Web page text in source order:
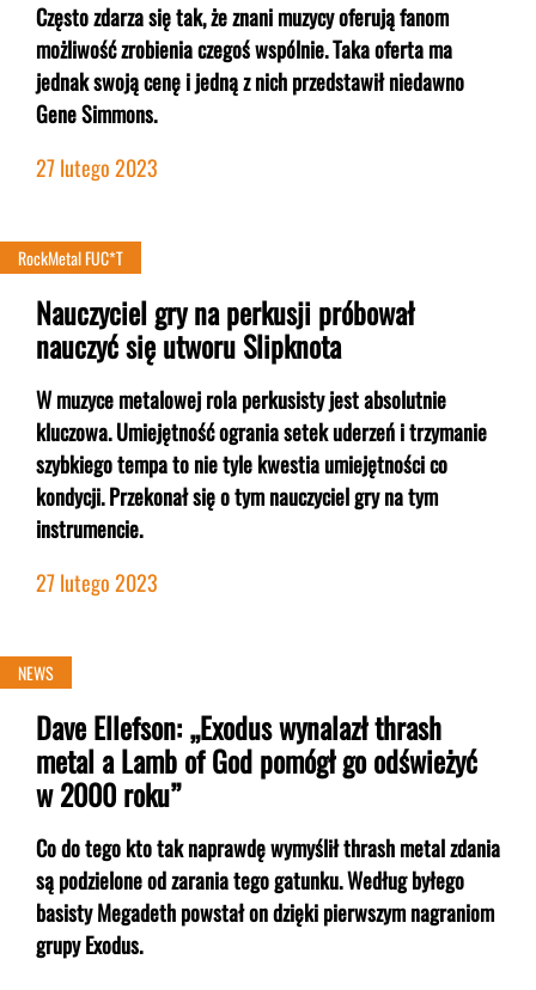
Często zdarza się tak, że znani muzycy oferują fanom
możliwość zrobienia czegoś wspólnie. Taka oferta ma
jednak swoją cenę i jedną z nich przedstawił niedawno
Gene Simmons.
27 lutego 2023
RockMetal FUC*T
Nauczyciel gry na perkusji próbował
nauczyć się utworu Slipknota
W muzyce metalowej rola perkusisty jest absolutnie
kluczowa. Umiejętność ogrania setek uderzeń i trzymanie
szybkiego tempa to nie tyle kwestia umiejętności co
kondycji. Przekonał się o tym nauczyciel gry na tym
instrumencie.
27 lutego 2023
NEWS
Dave Ellefson: „Exodus wynalazł thrash
metal a Lamb of God pomógł go odświeżyć
w 2000 roku”
Co do tego kto tak naprawdę wymyślił thrash metal zdania
są podzielone od zarania tego gatunku. Według byłego
basisty Megadeth powstał on dzięki pierwszym nagraniom
grupy Exodus.